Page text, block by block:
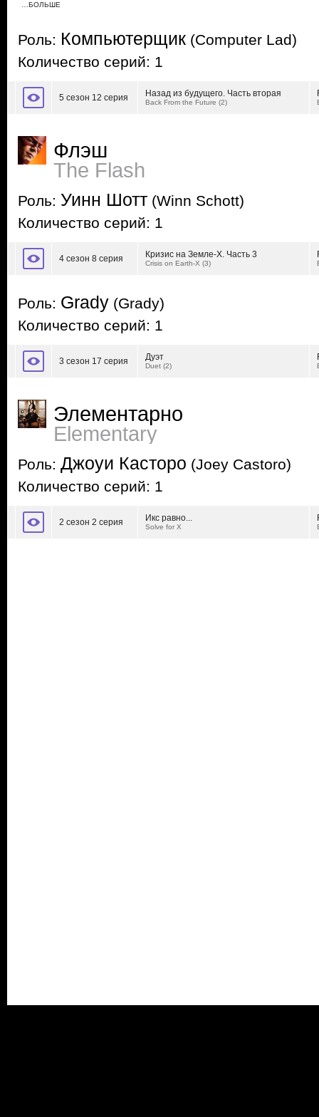
…БОЛЬШЕ
Роль: Компьютерщик (Computer Lad)
Количество серий: 1
5 сезон 12 серия Назад из будущего. Часть вторая
Back From the Future (2)
Флэш
The Flash
Роль: Уинн Шотт (Winn Schott)
Количество серий: 1
4 сезон 8 серия Кризис на Земле-Х. Часть 3
Crisis on Earth-X (3)
Роль: Grady (Grady)
Количество серий: 1
3 сезон 17 серия Дуэт
Duet (2)
Элементарно
Elementary
Роль: Джоуи Касторо (Joey Castoro)
Количество серий: 1
2 сезон 2 серия Икс равно...
Solve for X